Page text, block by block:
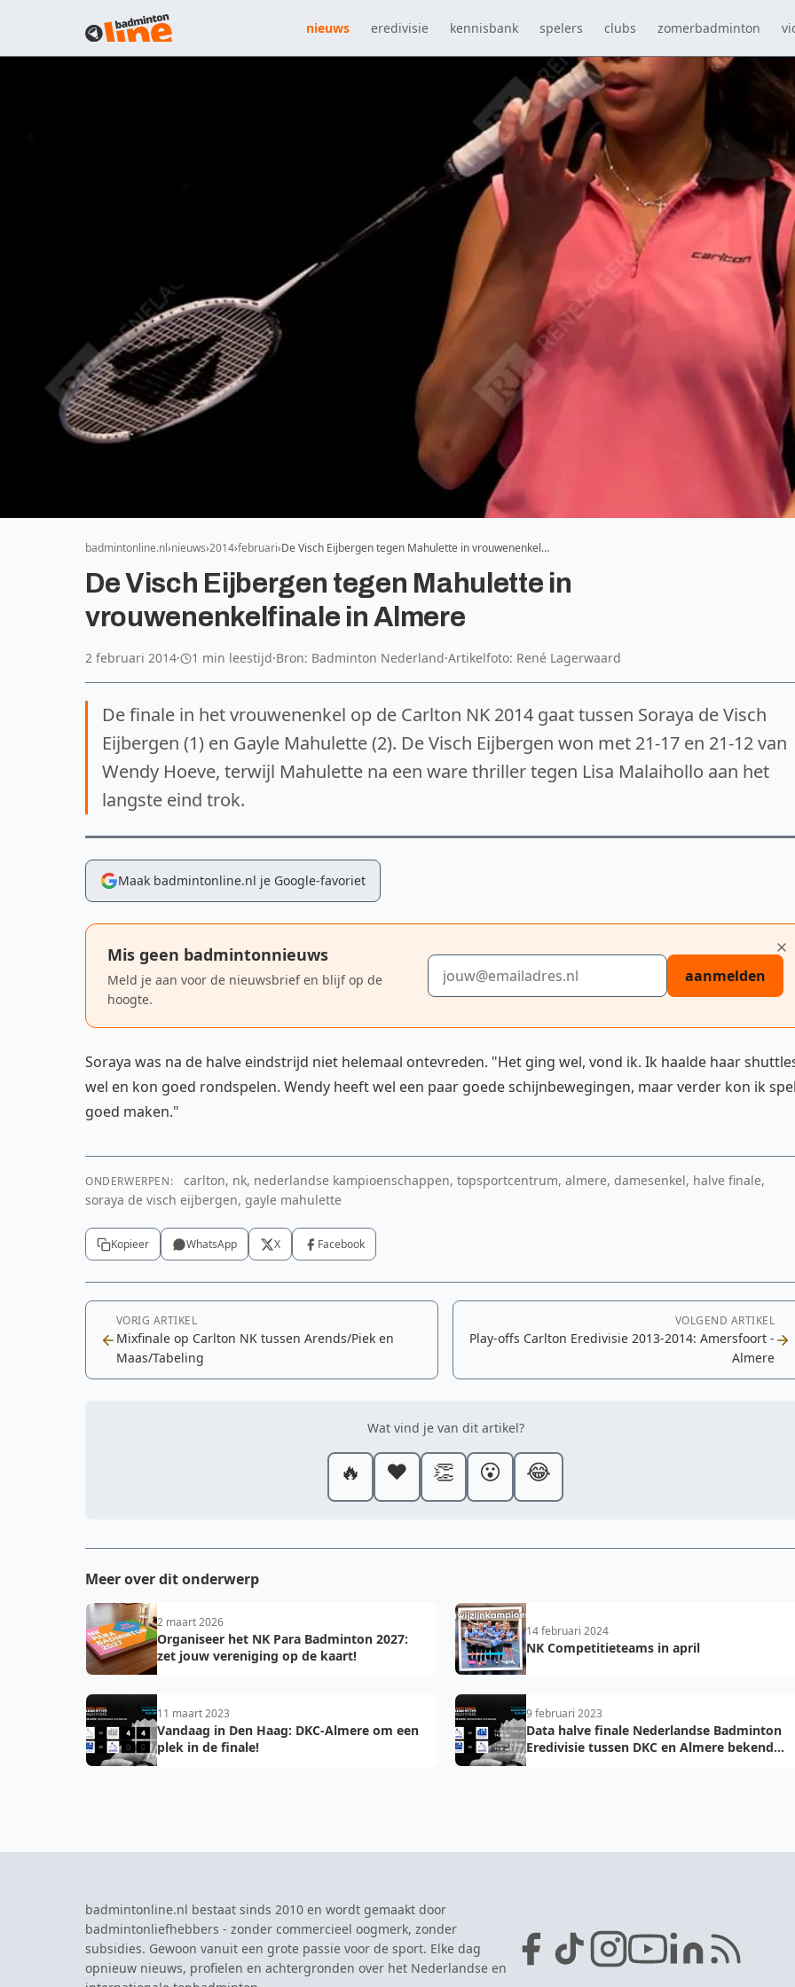
nieuws eredivisie kennisbank spelers clubs zomerbadminton
badmintonline.nl nieuws 2014 februari De Visch Eijbergen tegen Mahulette in vrouwenenkel…
De Visch Eijbergen tegen Mahulette in
vrouwenenkelfinale in Almere
2 februari 2014· 1 min leestijd·Bron: Badminton Nederland·Artikelfoto: René Lagerwaard
De finale in het vrouwenenkel op de Carlton NK 2014 gaat tussen Soraya de Visch
Eijbergen (1) en Gayle Mahulette (2). De Visch Eijbergen won met 21-17 en 21-12 van
Wendy Hoeve, terwijl Mahulette na een ware thriller tegen Lisa Malaihollo aan het
langste eind trok.
Maak badmintonline.nl je Google-favoriet
Mis geen badmintonnieuws
Meld je aan voor de nieuwsbrief en blijf op de
hoogte.
E-mailadres
aanmelden
Soraya was na de halve eindstrijd niet helemaal ontevreden. "Het ging wel, vond ik. Ik haalde haar
wel en kon goed rondspelen. Wendy heeft wel een paar goede schijnbewegingen, maar verder kon ik
goed maken."
ONDERWERPEN:
carlton, nk, nederlandse kampioenschappen, topsportcentrum, almere, damesenkel, halve finale,
soraya de visch eijbergen, gayle mahulette
Kopieer WhatsApp X Facebook
VORIG ARTIKEL
Mixfinale op Carlton NK tussen Arends/Piek en
Maas/Tabeling
VOLGEND ARTIKEL
Play-offs Carlton Eredivisie 2013-2014: Amersfoort -
Almere
Wat vind je van dit artikel?
🔥 ❤️ 👏 😮 😂
Meer over dit onderwerp
2 maart 2026
Organiseer het NK Para Badminton 2027:
zet jouw vereniging op de kaart!
14 februari 2024
NK Competitieteams in april
11 maart 2023
Vandaag in Den Haag: DKC-Almere om een
plek in de finale!
9 februari 2023
Data halve finale Nederlandse Badminton
Eredivisie tussen DKC en Almere bekend
badmintonline.nl bestaat sinds 2010 en wordt gemaakt door
badmintonliefhebbers - zonder commercieel oogmerk, zonder
subsidies. Gewoon vanuit een grote passie voor de sport. Elke dag
opnieuw nieuws, profielen en achtergronden over het Nederlandse en